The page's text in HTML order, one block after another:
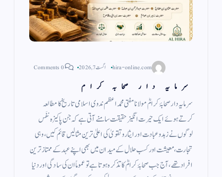
hira-online.com اگست 7, 2026 0 Comments
سرمایہ دار صحابہ کرام
سرمایہ دار صحابۂ کرامؓ مولانا مفتی محمد اعظم ندوی اسلامی تاریخ کا مطالعہ
کرتے ہوئے ایک حیرت انگیز حقیقت سامنے آتی ہے کہ جن پاکیزہ نفَس
لوگوں نے زہد وعبادت اور ایثار وتقویٰ کی اعلیٰ ترین مثالیں قائم کیں، وہی
تجارت، معیشت اور کسب حلال کے میدان میں بھی اپنے عہد کے ممتاز ترین
افراد تھے، آج جب صحابۂ کرامؓ کا تذکرہ ہوتا ہے تو عموماً ان کی سادگی اور دنیا